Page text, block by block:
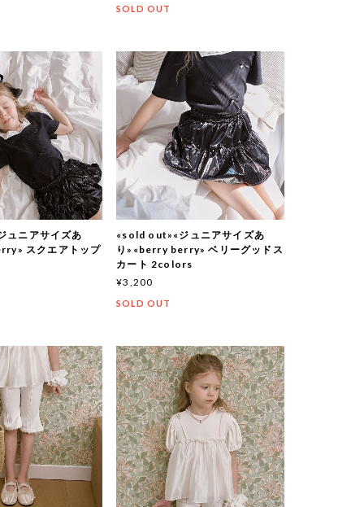
SOLD OUT
ュニアサイズあ
スクエアトップ
«sold out»«ジュニアサイズあ
り»«berry berry» ベリーグッドス
カート 2colors
¥3,200
SOLD OUT